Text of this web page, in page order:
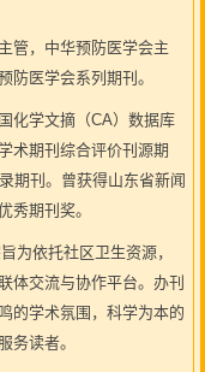
，中华预防医学会主
防医学会系列期刊。
学文摘（CA）数据库
术期刊综合评价刊源期
期刊。曾获得山东省新闻
秀期刊奖。
依托社区卫生资源，
体交流与协作平台。办刊
的学术氛围，科学为本的
务读者。